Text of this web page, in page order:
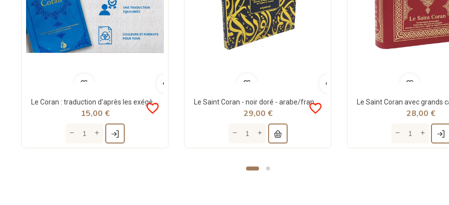
Le Coran : traduction d'après les exégèses de référence par Rachid Maach - Hafs - format moyen -...
favorite_border
15,00 €
Le Saint Coran - noir doré - arabe/français/phonétique - Codes QR - règles de Tajwîd en couleur...
favorite_border
29,00 € 28,00 €